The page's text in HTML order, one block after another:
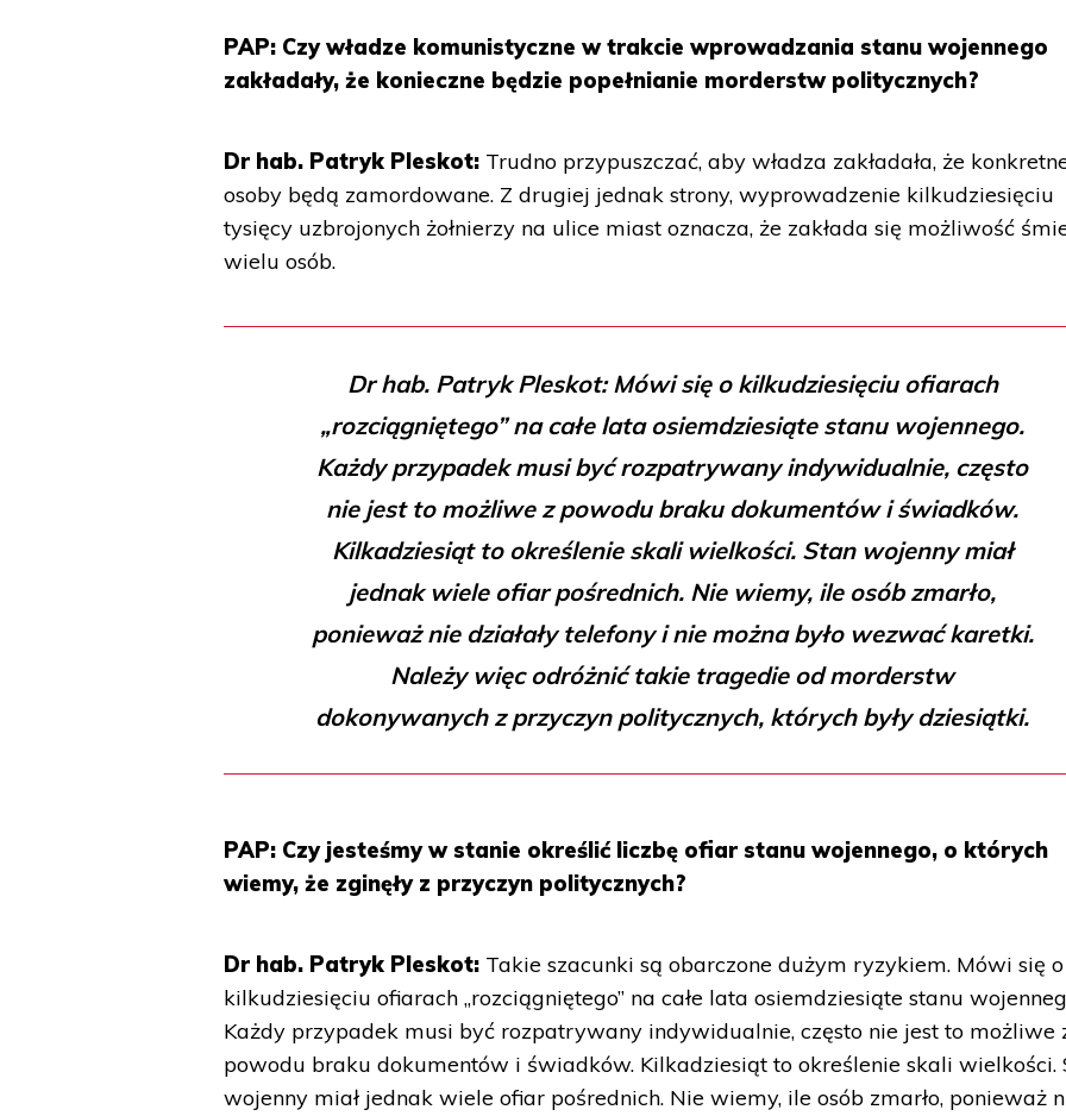
PAP: Czy władze komunistyczne w trakcie wprowadzania stanu wojennego
zakładały, że konieczne będzie popełnianie morderstw politycznych?
Dr hab. Patryk Pleskot: Trudno przypuszczać, aby władza zakładała, że
osoby będą zamordowane. Z drugiej jednak strony, wyprowadzenie kilkudziesięciu
tysięcy uzbrojonych żołnierzy na ulice miast oznacza, że zakłada się możliwość
wielu osób.
Dr hab. Patryk Pleskot: Mówi się o kilkudziesięciu ofiarach
„rozciągniętego” na całe lata osiemdziesiąte stanu wojennego.
Każdy przypadek musi być rozpatrywany indywidualnie, często
nie jest to możliwe z powodu braku dokumentów i świadków.
Kilkadziesiąt to określenie skali wielkości. Stan wojenny miał
jednak wiele ofiar pośrednich. Nie wiemy, ile osób zmarło,
ponieważ nie działały telefony i nie można było wezwać karetki.
Należy więc odróżnić takie tragedie od morderstw
dokonywanych z przyczyn politycznych, których były dziesiątki.
PAP: Czy jesteśmy w stanie określić liczbę ofiar stanu wojennego, o których
wiemy, że zginęły z przyczyn politycznych?
Dr hab. Patryk Pleskot: Takie szacunki są obarczone dużym ryzykiem. Mówi się o
kilkudziesięciu ofiarach „rozciągniętego” na całe lata osiemdziesiąte stanu
Każdy przypadek musi być rozpatrywany indywidualnie, często nie jest to możliwe
powodu braku dokumentów i świadków. Kilkadziesiąt to określenie skali wielkości.
wojenny miał jednak wiele ofiar pośrednich. Nie wiemy, ile osób zmarło, ponieważ